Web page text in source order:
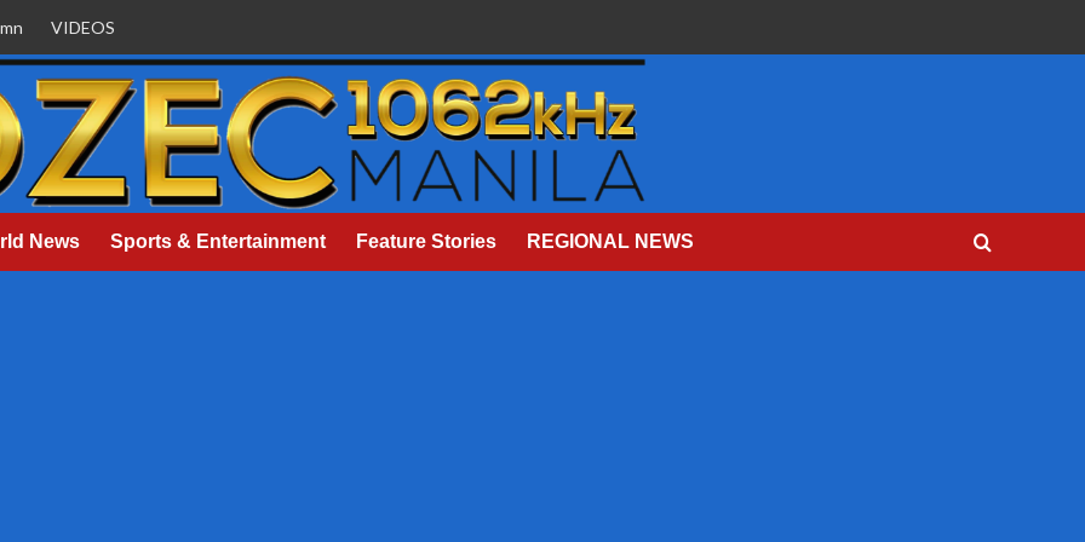
VIDEOS
News Sports & Entertainment Feature Stories REGIONAL NEWS